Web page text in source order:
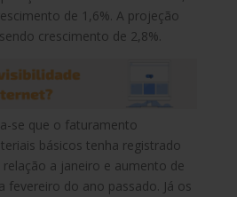
de 1,6%. A projeção
crescimento de 2,8%.
se que o faturamento
básicos tenha registrado
a janeiro e aumento de
fevereiro do ano passado. Já os